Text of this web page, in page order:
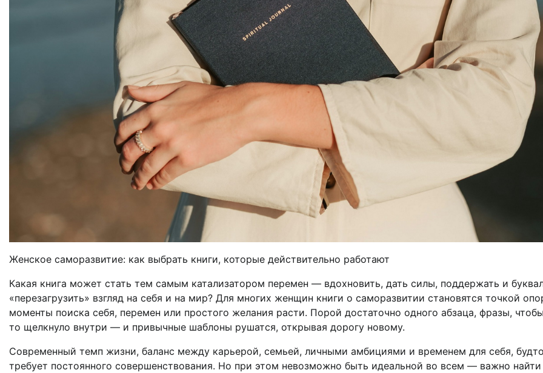
Женское саморазвитие: как выбрать книги, которые действительно работают
Какая книга может стать тем самым катализатором перемен — вдохновить, дать силы, поддержать и
«перезагрузить» взгляд на себя и на мир? Для многих женщин книги о саморазвитии становятся точкой
моменты поиска себя, перемен или простого желания расти. Порой достаточно одного абзаца, фразы,
то щелкнуло внутри — и привычные шаблоны рушатся, открывая дорогу новому.
Современный темп жизни, баланс между карьерой, семьей, личными амбициями и временем для себя,
требует постоянного совершенствования. Но при этом невозможно быть идеальной во всем — важно найти